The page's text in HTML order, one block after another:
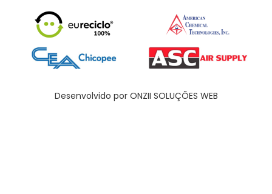
Desenvolvido por ONZII SOLUÇÕES WEB